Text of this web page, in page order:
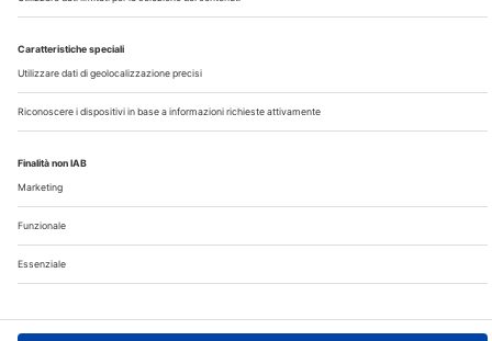
©2026 Edra S.p.a | www.edraspa.it | P.iva 08056040960
| Tel. 02/881841 | Sede legale: Viale Enrico Forlanini 21 -
20134 Milano (Italy)
Registrazione Tribunale di Milano n° 5578/2022 del
5/05/2022